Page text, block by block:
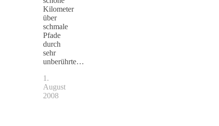
Kilometer
über
schmale
Pfade
durch
sehr
unberührte…
1.
August
2008